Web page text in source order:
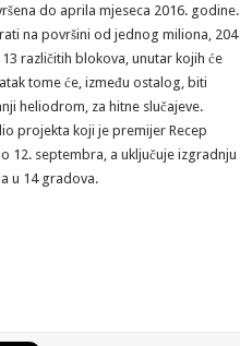
do aprila mjeseca 2016. godine.
na površini od jednog miliona, 204
različitih blokova, unutar kojih će
tome će, između ostalog, biti
heliodrom, za hitne slučajeve.
projekta koji je premijer Recep
12. septembra, a uključuje izgradnju
u 14 gradova.